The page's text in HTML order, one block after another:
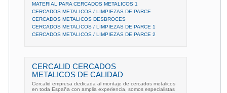
MATERIAL PARA CERCADOS METALICOS 1
CERCADOS METALICOS / LIMPIEZAS DE PARCE
CERCADOS METALICOS DESBROCES
CERCADOS METALICOS / LIMPIEZAS DE PARCE 1
CERCADOS METALICOS / LIMPIEZAS DE PARCE 2
CERCALID CERCADOS
METALICOS DE CALIDAD
Cercalid empresa dedicada al montaje de cercados metalicos
en toda España con amplia experiencia, somos especialistas